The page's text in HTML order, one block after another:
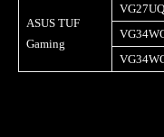
ASUS TUF
Gaming